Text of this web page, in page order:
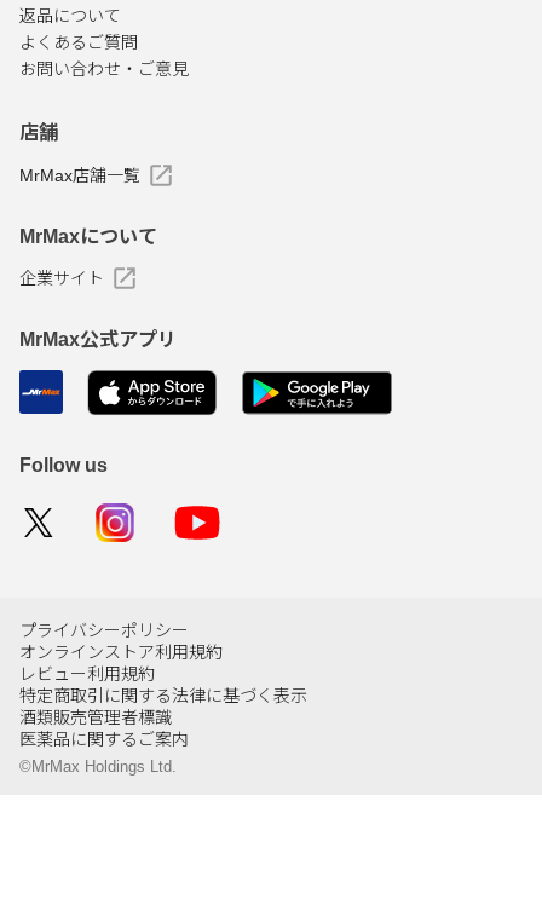
返品について
よくあるご質問
お問い合わせ・ご意見
店舗
MrMax店舗一覧
MrMaxについて
企業サイト
MrMax公式アプリ
Follow us
プライバシーポリシー
オンラインストア利用規約
レビュー利用規約
特定商取引に関する法律に基づく表示
酒類販売管理者標識
医薬品に関するご案内
©MrMax Holdings Ltd.